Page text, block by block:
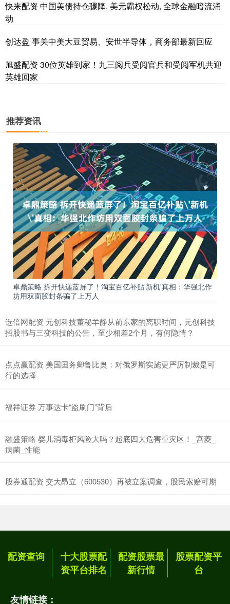
快来配资 中国美债持仓骤降, 美元霸权松动, 全球金融暗流涌
动
创达盈 事关中美大豆贸易、安世半导体，商务部最新回应
旭盛配资 30位英雄到家！九三阅兵受阅官兵和受阅军机共迎
英雄回家
推荐资讯
卓鼎策略 拆开快递蓝屏了！淘宝百亿补贴'新机'真相：华强北作
坊用双面胶封条骗了上万人
选倍网配资 元创科技董秘羊静从前东家的离职时间，元创科技
招股书与三变科技的公告，至少相差2个月，有何隐情？
点点赢配资 美国国务卿鲁比奥：对俄罗斯实施更严厉制裁是可
行的选择
福祥证券 万事达卡“盗刷门”背后
融盛策略 婴儿消毒柜风险大吗？起底四大危害重灾区！_宫菱_
病菌_性能
股券通配资 交大昂立（600530）再被立案调查，股民索赔可期
配资查询
十大股票配
资平台排名
配资股票最
新行情
股票配资平
台
友情链接：